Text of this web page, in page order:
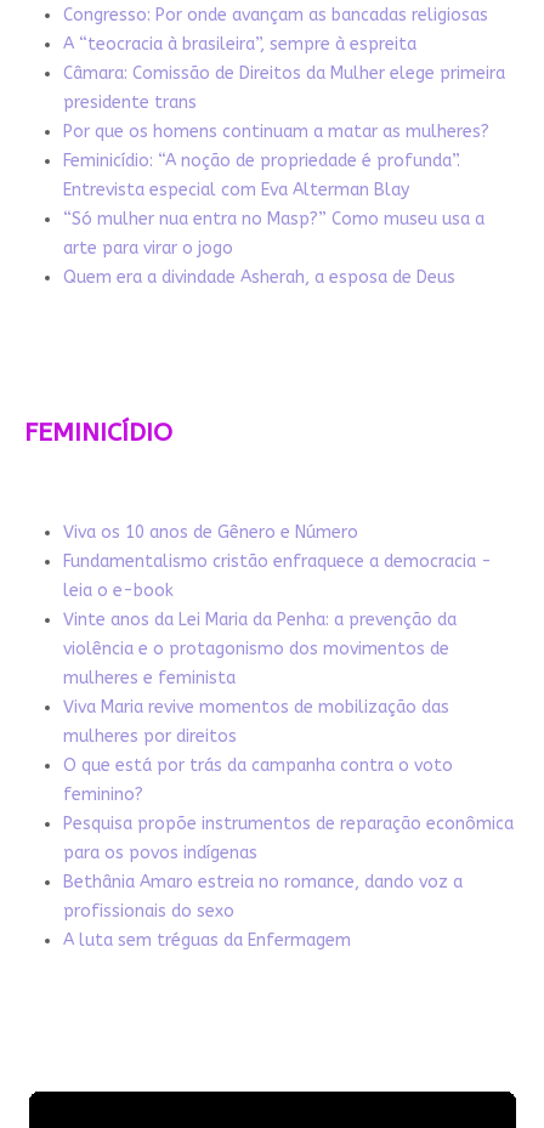
Congresso: Por onde avançam as bancadas religiosas
A “teocracia à brasileira”, sempre à espreita
Câmara: Comissão de Direitos da Mulher elege primeira
presidente trans
Por que os homens continuam a matar as mulheres?
Feminicídio: “A noção de propriedade é profunda”.
Entrevista especial com Eva Alterman Blay
“Só mulher nua entra no Masp?” Como museu usa a
arte para virar o jogo
Quem era a divindade Asherah, a esposa de Deus
FEMINICÍDIO
Viva os 10 anos de Gênero e Número
Fundamentalismo cristão enfraquece a democracia -
leia o e-book
Vinte anos da Lei Maria da Penha: a prevenção da
violência e o protagonismo dos movimentos de
mulheres e feminista
Viva Maria revive momentos de mobilização das
mulheres por direitos
O que está por trás da campanha contra o voto
feminino?
Pesquisa propõe instrumentos de reparação econômica
para os povos indígenas
Bethânia Amaro estreia no romance, dando voz a
profissionais do sexo
A luta sem tréguas da Enfermagem